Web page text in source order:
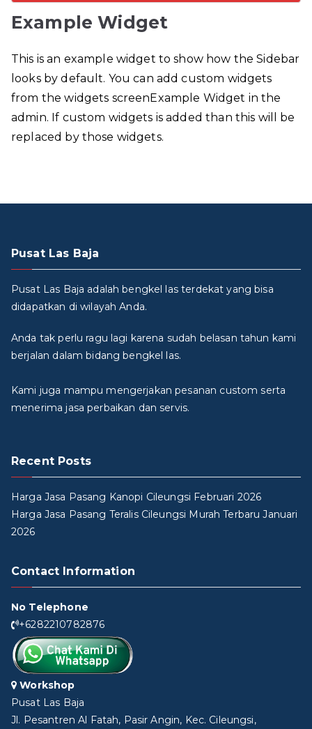
Example Widget
This is an example widget to show how the Sidebar
looks by default. You can add custom widgets
from the widgets screenExample Widget in the
admin. If custom widgets is added than this will be
replaced by those widgets.
Pusat Las Baja
Pusat Las Baja adalah bengkel las terdekat yang bisa
didapatkan di wilayah Anda.
Anda tak perlu ragu lagi karena sudah belasan tahun kami
berjalan dalam bidang bengkel las.
Kami juga mampu mengerjakan pesanan custom serta
menerima jasa perbaikan dan servis.
Recent Posts
Harga Jasa Pasang Kanopi Cileungsi Februari 2026
Harga Jasa Pasang Teralis Cileungsi Murah Terbaru Januari
2026
Contact Information
No Telephone
+6282210782876
Workshop
Pusat Las Baja
Jl. Pesantren Al Fatah, Pasir Angin, Kec. Cileungsi,